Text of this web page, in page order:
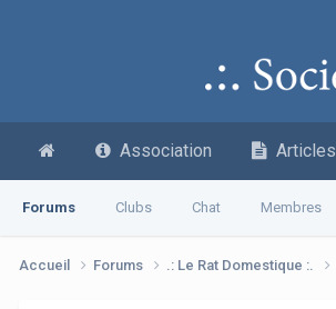
Association Articles
Forums Clubs Chat Membres
Accueil Forums .: Le Rat Domestique :.